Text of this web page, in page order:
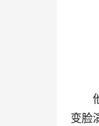
变脸